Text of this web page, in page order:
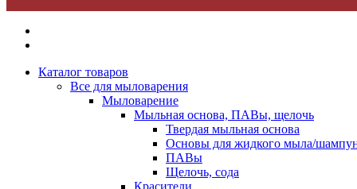
Каталог товаров
Все для мыловарения
Мыловарение
Мыльная основа, ПАВы, щелочь
Твердая мыльная основа
Основы для жидкого мыла/
ПАВы
Щелочь, сода
Красители